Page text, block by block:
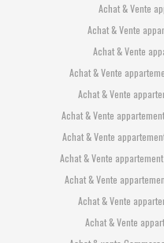
Achat & Vente
Achat & Vente
Achat & Vente
Achat & Vente
Achat & Vente
Achat & Vente
Achat & Vente
Achat & Vente
Achat & Vente
Achat & Vente
Achat & Vente